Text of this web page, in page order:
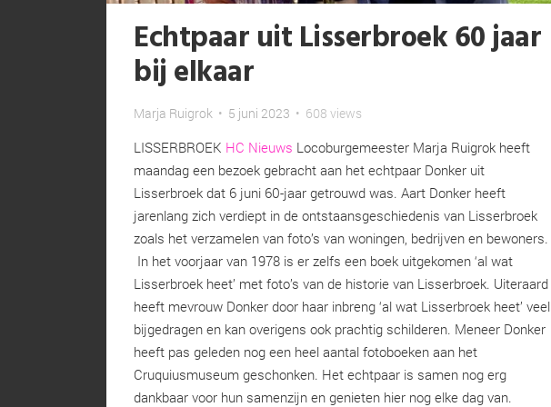
Echtpaar uit Lisserbroek 60 jaar
bij elkaar
Marja Ruigrok • 5 juni 2023 • 608 views
LISSERBROEK HC Nieuws Locoburgemeester Marja Ruigrok heeft
maandag een bezoek gebracht aan het echtpaar Donker uit
Lisserbroek dat 6 juni 60-jaar getrouwd was. Aart Donker heeft
jarenlang zich verdiept in de ontstaansgeschiedenis van Lisserbroek
zoals het verzamelen van foto’s van woningen, bedrijven en bewoners.
In het voorjaar van 1978 is er zelfs een boek uitgekomen ‘al wat
Lisserbroek heet’ met foto’s van de historie van Lisserbroek. Uiteraard
heeft mevrouw Donker door haar inbreng ‘al wat Lisserbroek heet’ veel
bijgedragen en kan overigens ook prachtig schilderen. Meneer Donker
heeft pas geleden nog een heel aantal fotoboeken aan het
Cruquiusmuseum geschonken. Het echtpaar is samen nog erg
dankbaar voor hun samenzijn en genieten hier nog elke dag van.